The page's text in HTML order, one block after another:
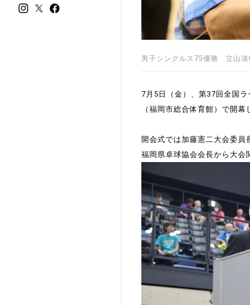
スポーツ医・科学委員会
アンチ・ドーピング委員
理事会報告
スポーツ振興くじ助成事業
加盟団体一覧
加盟団体登録人数
男子シングルス75優勝 立山清
7月5日（金）、第37回全国
（福岡市総合体育館）で開幕
開会式では加藤憲二大会委
福岡県卓球協会会長から大会